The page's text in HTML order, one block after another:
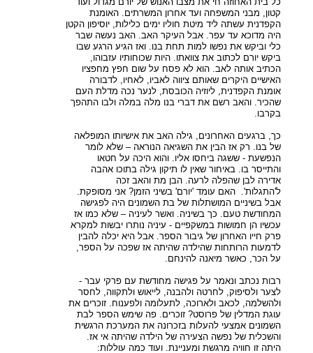
קטון, מבני המשפחה ועד אחרון המשרתים. האומנת
הקפדנית עשתה ליד מיטת חוליו ימים כלילות, יוסיפון הקטן
היה מדוכא עד עפר. אבל העיקר האב. האב נעשה שבר
כלי וביקש את נפשו למות תחת בנו. ואז הגיע הרגע שבו
ביקש יורם לכתוב את צוואתו. היות שכוחותיו עזבוהו,
הכתיב אותה לאב. הוא לא פסח על שום חפץ מחפציו
האישיים היקרים שאותם ציווה לאביו, לאחיו, לדבורה
אומנת הקפדנית, ליוזיה הכובסת, לנער נכה מדלת העם
שהכיר. והאב רשם את דברי בנו מלה במלה ולבו התהפך
בקרבו.
כך, ברגעים האחרונים, גילה האב את אישיותו המופלאה
של בנו. רק אז הבין את השגיאה הנוראה – שלא לומר
הנפשעת - ששגה ביחסו אליו. והוא היכה על חטאו
והתייסר בו. באיחור שאין לו תיקון גילה בתוכו אהבה
אדירה לבן שהפלה לרעה. הבן מת והאב זכה
ל'התגלות'. האם עומד 'יורם' בשיני הזמן? אני מסופקת.
אבל בשיניים המושתלות של בת השמונים היה לפגישה
המחודשת טעם. כך בשיניה. ואשר לעיניה – שלא כמו אז
עכשיו הן חמושות במשקפיים - עיניה נותרו יבשות למקרא
פרק חייו האחרון של גיבור הספר. אבל היא יכלה להבין
לדמעות הרותחות שהילדה שהיתה אז שפכה על הספר,
על הכר, כאשר מיאנה להינחם.
רבות נכתב ונאמר על פגישה מחודשת עם פרקי עבר -
לצער ולסיפוק, לחרטה ולהבנה, לייאוש ולתקווה, לחסר
ולהשלמה, לכאב ולארוכה, לתעלומה ולפענוח. זוכרים את
עוגת המדלין של פרוסט? זוכרים. פה שימש הספר לבת
השמונים אמצעי להעלות בזכרונה את המערכת הרגשית
והשכלית של נפשה הצעירה של הילדה שהיתה אי אז.
היתה זו חוויה מרגשת ומעניינת. ועוד כמה עוללות: